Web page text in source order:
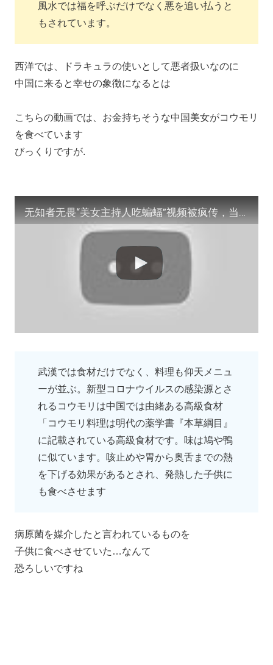
風水では福を呼ぶだけでなく悪を追い払うと
もされています。
西洋では、ドラキュラの使いとして悪者扱いなのに
中国に来ると幸せの象徴になるとは
こちらの動画では、お金持ちそうな中国美女がコウモリ
を食べています
びっくりですが.
无知者无畏“美女主持人吃蝙蝠”视频被疯传，当事人：为自己曾经的无知道歉
武漢では食材だけでなく、料理も仰天メニュ
ーが並ぶ。新型コロナウイルスの感染源とさ
れるコウモリは中国では由緒ある高級食材
「コウモリ料理は明代の薬学書『本草綱目』
に記載されている高級食材です。味は鳩や鴨
に似ています。咳止めや胃から奥舌までの熱
を下げる効果があるとされ、発熱した子供に
も食べさせます
病原菌を媒介したと言われているものを
子供に食べさせていた…なんて
恐ろしいですね